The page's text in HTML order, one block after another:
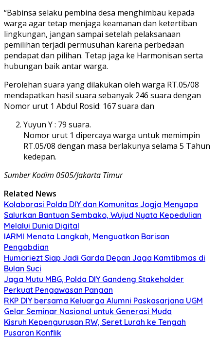
“Babinsa selaku pembina desa menghimbau kepada
warga agar tetap menjaga keamanan dan ketertiban
lingkungan, jangan sampai setelah pelaksanaan
pemilihan terjadi permusuhan karena perbedaan
pendapat dan pilihan. Tetap jaga ke Harmonisan serta
hubungan baik antar warga.
Perolehan suara yang dilakukan oleh warga RT.05/08
mendapatkan hasil suara sebanyak 246 suara dengan
Nomor urut 1 Abdul Rosid: 167 suara dan
Yuyun Y : 79 suara.
Nomor urut 1 dipercaya warga untuk memimpin
RT.05/08 dengan masa berlakunya selama 5 Tahun
kedepan.
Sumber Kodim 0505/Jakarta Timur
Related News
Kolaborasi Polda DIY dan Komunitas Jogja Menyapa
Salurkan Bantuan Sembako, Wujud Nyata Kepedulian
Melalui Dunia Digital
IARMI Menata Langkah, Menguatkan Barisan
Pengabdian
Humoriezt Siap Jadi Garda Depan Jaga Kamtibmas di
Bulan Suci
Jaga Mutu MBG, Polda DIY Gandeng Stakeholder
Perkuat Pengawasan Pangan
RKP DIY bersama Keluarga Alumni Paskasarjana UGM
Gelar Seminar Nasional untuk Generasi Muda
Kisruh Kepengurusan RW, Seret Lurah ke Tengah
Pusaran Konflik